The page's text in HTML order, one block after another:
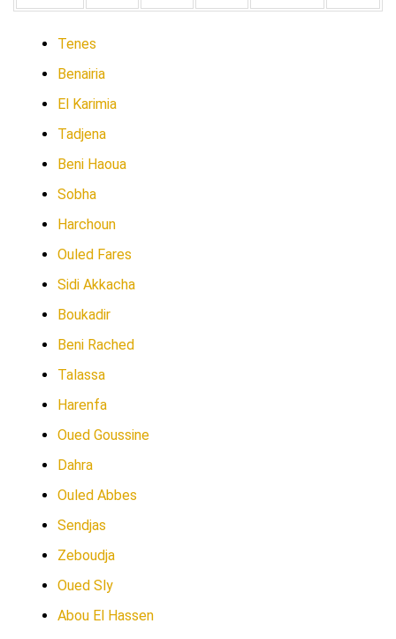
Tenes
Benairia
El Karimia
Tadjena
Beni Haoua
Sobha
Harchoun
Ouled Fares
Sidi Akkacha
Boukadir
Beni Rached
Talassa
Harenfa
Oued Goussine
Dahra
Ouled Abbes
Sendjas
Zeboudja
Oued Sly
Abou El Hassen